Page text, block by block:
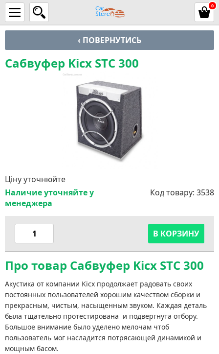
0
‹ ПОВЕРНУТИСЬ
Сабвуфер Kicx STC 300
Ціну уточнюйте
Наличие уточняйте у
менеджера
Код товару: 3538
В КОРЗИНУ
Про товар Сабвуфер Kicx STC 300
Акустика от компании Kicx продолжает радовать своих
постоянных пользователей хорошим качеством сборки и
прекрасным, чистым, насыщенным звуком. Каждая деталь
была тщательно протестирована и подвергнута отбору.
Большое внимание было уделено мелочам чтоб
пользователь мог насладится потрясающей динамикой и
мощным басом.